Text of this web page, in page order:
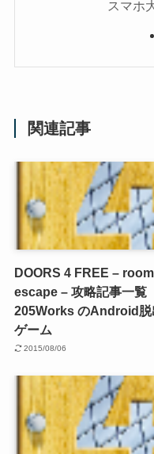
スマホ
関連記事
DOORS 4 FREE – room
escape – 攻略記事一覧
205Works のAndroid脱
ゲーム
2015/08/06